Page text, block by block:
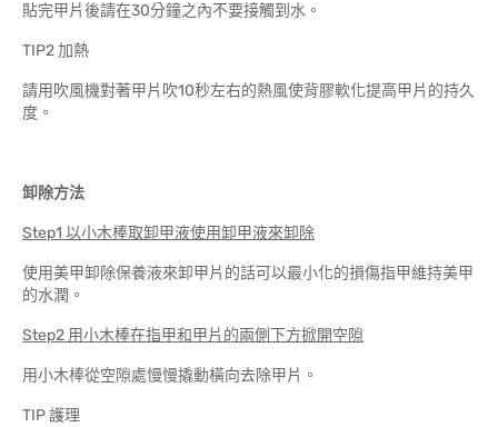
貼完甲片後請在30分鐘之內不要接觸到水。
TIP2 加熱
請用吹風機對著甲片吹10秒左右的熱風使背膠軟化提高甲片的持久
度。
卸除方法
Step1 以小木棒取卸甲液使用卸甲液來卸除
使用美甲卸除保養液來卸甲片的話可以最小化的損傷指甲維持美甲
的水潤。
Step2 用小木棒在指甲和甲片的兩側下方掀開空隙
用小木棒從空隙處慢慢撬動橫向去除甲片。
TIP 護理